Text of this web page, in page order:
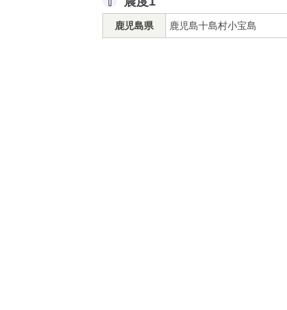
鹿児島県 鹿児島十島村小宝島